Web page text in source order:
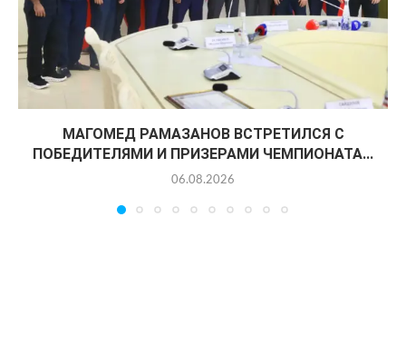
МАГОМЕД РАМАЗАНОВ ВСТРЕТИЛСЯ С
ПОБЕДИТЕЛЯМИ И ПРИЗЕРАМИ ЧЕМПИОНАТА...
06.08.2026